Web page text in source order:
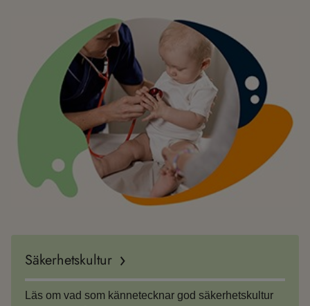
Säkerhetskultur
Läs om vad som kännetecknar god säkerhetskultur